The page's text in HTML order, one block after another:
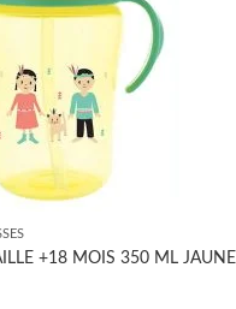
+18 MOIS 350 ML JAUNE